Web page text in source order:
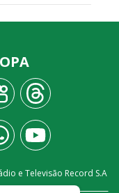
e Televisão Record S.A